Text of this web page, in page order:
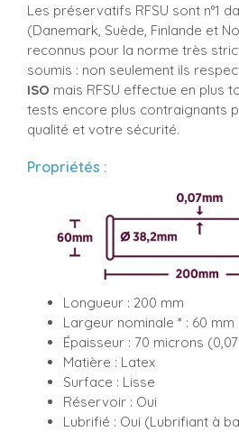
Les préservatifs RFSU sont n°1
(Danemark, Suède, Finlande et
reconnus pour la norme très
soumis : non seulement ils
ISO mais RFSU effectue en plus
tests encore plus contraignants
qualité et votre sécurité.
Propriétés :
Longueur : 200 mm
Largeur nominale * : 60 mm
Épaisseur : 70 microns
Matière : Latex
Surface : Lisse
Réservoir : Oui
Lubrifié : Oui (Lubrifiant à